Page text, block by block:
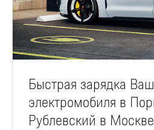
Быстрая зарядка
электромобиля в
Рублевский в Москве